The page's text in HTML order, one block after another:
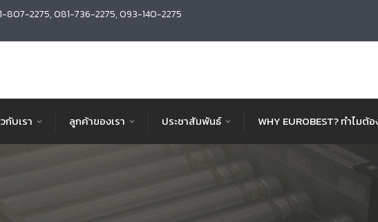
807-2275, 081-736-2275, 093-140-2275
กับเรา ลูกค้าของเรา ประชาสัมพันธ์ WHY EUROBEST? ทำไมต้อ